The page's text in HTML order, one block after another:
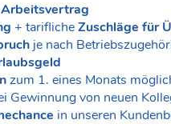
+ tariflicheZuschläge für
je nach
zum 1. eines Monats
Gewinnung von neuen
in unseren